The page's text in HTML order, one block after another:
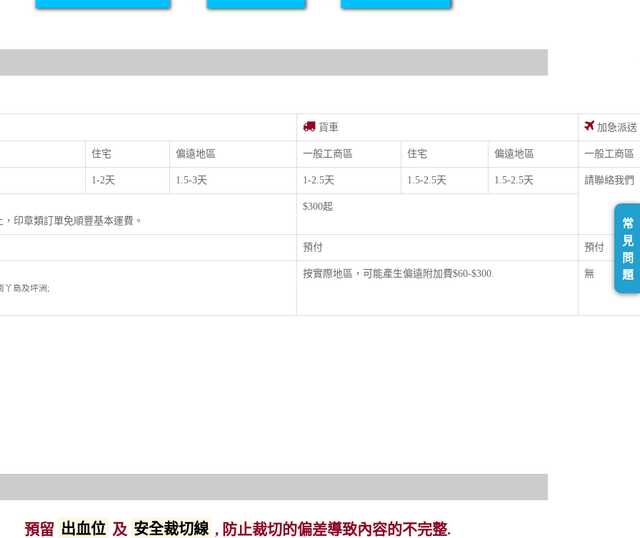
貨車 加急派送
住宅 偏遠地區 一般工商區 住宅 偏遠地區 一般工商區
1-2天 1.5-3天 1-2.5天 1.5-2.5天 1.5-2.5天 請聯絡我們
印章類訂單免順豐基本運費。
$300起
預付 預付
丫島及坪洲;
按實際地區，可能產生偏遠附加費$60-$300. 無
預留 出血位 及 安全裁切線 , 防止裁切的偏差導致內容的不完整.
常
見
問
題